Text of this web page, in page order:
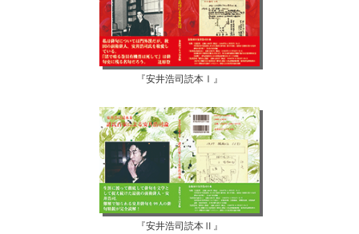
『安井浩司読本Ⅰ』
『安井浩司読本Ⅱ』